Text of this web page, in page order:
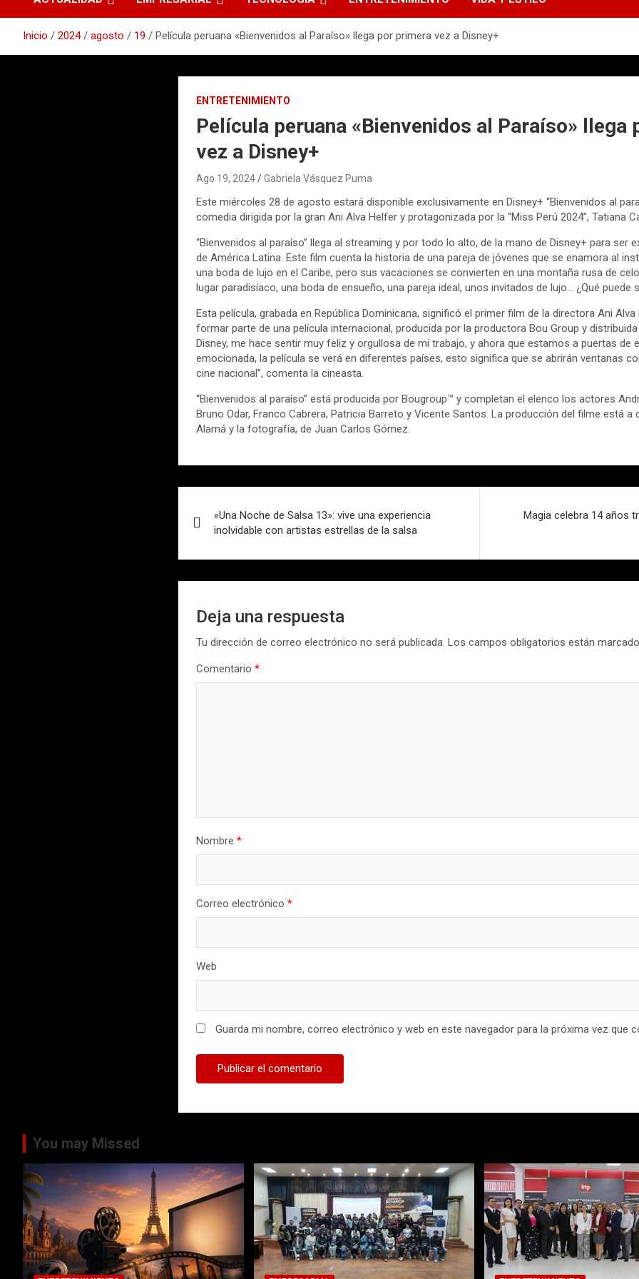
Inicio 2024 agosto 19 Película peruana «Bienvenidos al Paraíso» llega por primera vez a Disney+
ENTRETENIMIENTO
Película peruana «Bienvenidos al Paraíso» llega
vez a Disney+
Ago 19, 2024 Gabriela Vásquez Puma
Este miércoles 28 de agosto estará disponible exclusivamente en Disney+ “Bienvenidos al
comedia dirigida por la gran Ani Alva Helfer y protagonizada por la “Miss Perú 2024”, Tatiana
“Bienvenidos al paraíso” llega al streaming y por todo lo alto, de la mano de Disney+ para ser
de América Latina. Este film cuenta la historia de una pareja de jóvenes que se enamora al
una boda de lujo en el Caribe, pero sus vacaciones se convierten en una montaña rusa de
lugar paradisíaco, una boda de ensueño, una pareja ideal, unos invitados de lujo… ¿Qué puede
Esta película, grabada en República Dominicana, significó el primer film de la directora Ani Alva
formar parte de una película internacional, producida por la productora Bou Group y
Disney, me hace sentir muy feliz y orgullosa de mi trabajo, y ahora que estamos a puertas de
emocionada, la película se verá en diferentes países, esto significa que se abrirán ventanas
cine nacional”, comenta la cineasta.
“Bienvenidos al paraíso” está producida por Bougroup™ y completan el elenco los actores
Bruno Odar, Franco Cabrera, Patricia Barreto y Vicente Santos. La producción del filme está a
Alamá y la fotografía, de Juan Carlos Gómez.
de
entradas
«Una Noche de Salsa 13»: vive una experiencia
inolvidable con artistas estrellas de la salsa
Magia celebra 14 años
Deja una respuesta
Tu dirección de correo electrónico no será publicada. Los campos obligatorios están
Comentario*
Nombre*
Correo electrónico*
Web
Guarda mi nombre, correo electrónico y web en este navegador para la próxima vez que
You may Missed